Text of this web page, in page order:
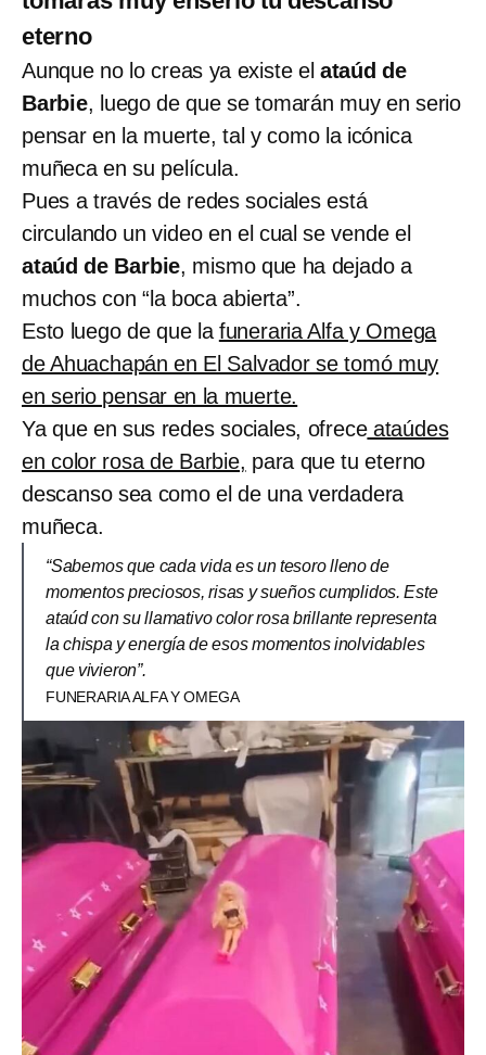
eterno
Aunque no lo creas ya existe el ataúd de
Barbie, luego de que se tomarán muy en serio
pensar en la muerte, tal y como la icónica
muñeca en su película.
Pues a través de redes sociales está
circulando un video en el cual se vende el
ataúd de Barbie, mismo que ha dejado a
muchos con “la boca abierta”.
Esto luego de que la funeraria Alfa y Omega
de Ahuachapán en El Salvador se tomó muy
en serio pensar en la muerte.
Ya que en sus redes sociales, ofreceataúdes
en color rosa de Barbie, para que tu eterno
descanso sea como el de una verdadera
muñeca.
“Sabemos que cada vida es un tesoro lleno de
momentos preciosos, risas y sueños cumplidos. Este
ataúd con su llamativo color rosa brillante representa
la chispa y energía de esos momentos inolvidables
que vivieron”.
FUNERARIA ALFA Y OMEGA